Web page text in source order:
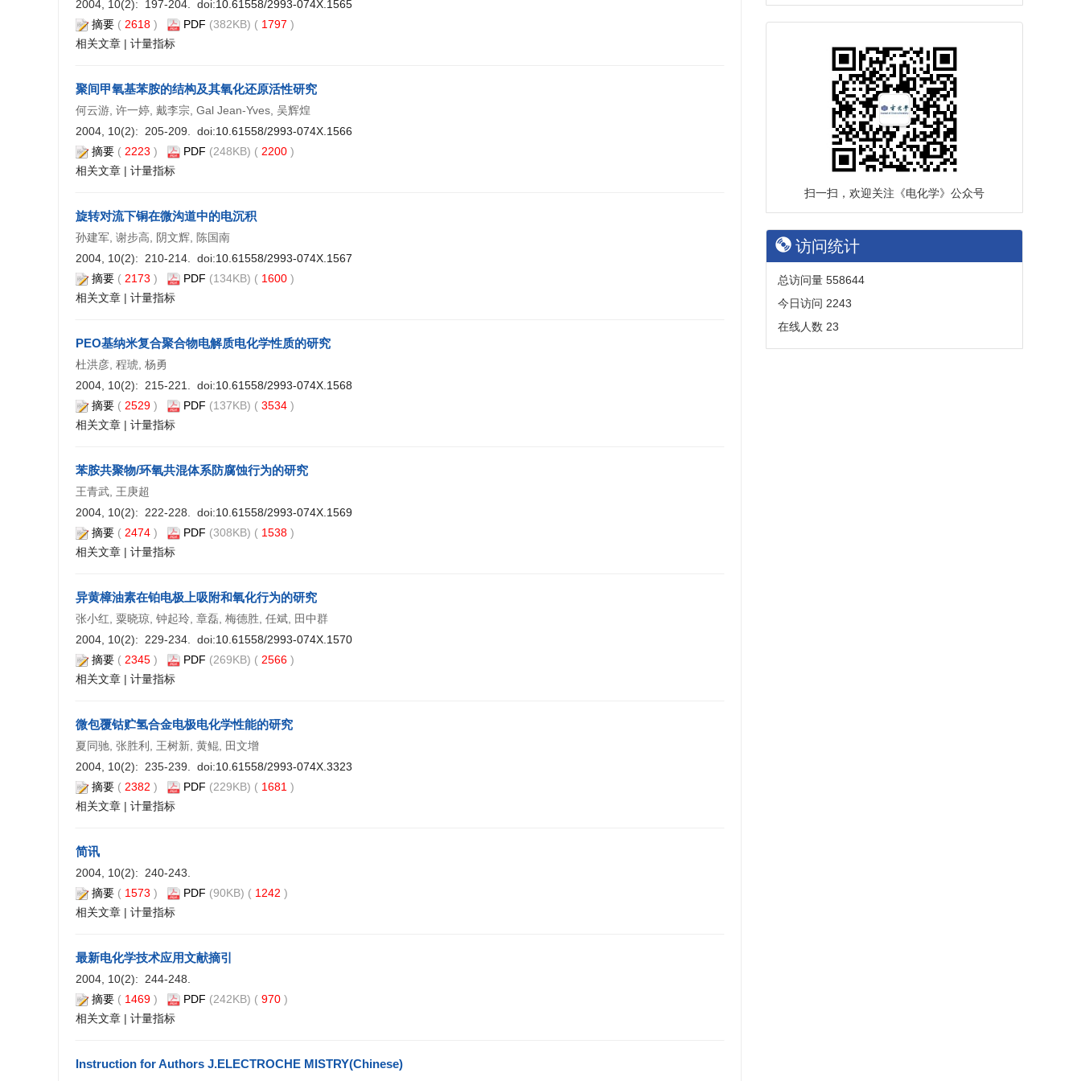
2004, 10(2): 197-204. doi:10.61558/2993-074X.1565
摘要 ( 2618 ) PDF (382KB) ( 1797 )
相关文章 | 计量指标
聚间甲氧基苯胺的结构及其氧化还原活性研究
何云游, 许一婷, 戴李宗, Gal Jean-Yves, 吴辉煌
2004, 10(2): 205-209. doi:10.61558/2993-074X.1566
摘要 ( 2223 ) PDF (248KB) ( 2200 )
相关文章 | 计量指标
旋转对流下铜在微沟道中的电沉积
孙建军, 谢步高, 阴文辉, 陈国南
2004, 10(2): 210-214. doi:10.61558/2993-074X.1567
摘要 ( 2173 ) PDF (134KB) ( 1600 )
相关文章 | 计量指标
PEO基纳米复合聚合物电解质电化学性质的研究
杜洪彦, 程琥, 杨勇
2004, 10(2): 215-221. doi:10.61558/2993-074X.1568
摘要 ( 2529 ) PDF (137KB) ( 3534 )
相关文章 | 计量指标
苯胺共聚物/环氧共混体系防腐蚀行为的研究
王青武, 王庚超
2004, 10(2): 222-228. doi:10.61558/2993-074X.1569
摘要 ( 2474 ) PDF (308KB) ( 1538 )
相关文章 | 计量指标
异黄樟油素在铂电极上吸附和氧化行为的研究
张小红, 粟晓琼, 钟起玲, 章磊, 梅德胜, 任斌, 田中群
2004, 10(2): 229-234. doi:10.61558/2993-074X.1570
摘要 ( 2345 ) PDF (269KB) ( 2566 )
相关文章 | 计量指标
微包覆钴贮氢合金电极电化学性能的研究
夏同驰, 张胜利, 王树新, 黄鲲, 田文增
2004, 10(2): 235-239. doi:10.61558/2993-074X.3323
摘要 ( 2382 ) PDF (229KB) ( 1681 )
相关文章 | 计量指标
简讯
2004, 10(2): 240-243.
摘要 ( 1573 ) PDF (90KB) ( 1242 )
相关文章 | 计量指标
最新电化学技术应用文献摘引
2004, 10(2): 244-248.
摘要 ( 1469 ) PDF (242KB) ( 970 )
相关文章 | 计量指标
Instruction for Authors J.ELECTROCHE MISTRY(Chinese)
扫一扫，欢迎关注《电化学》公众号
访问统计
总访问量 558644
今日访问 2243
在线人数 23